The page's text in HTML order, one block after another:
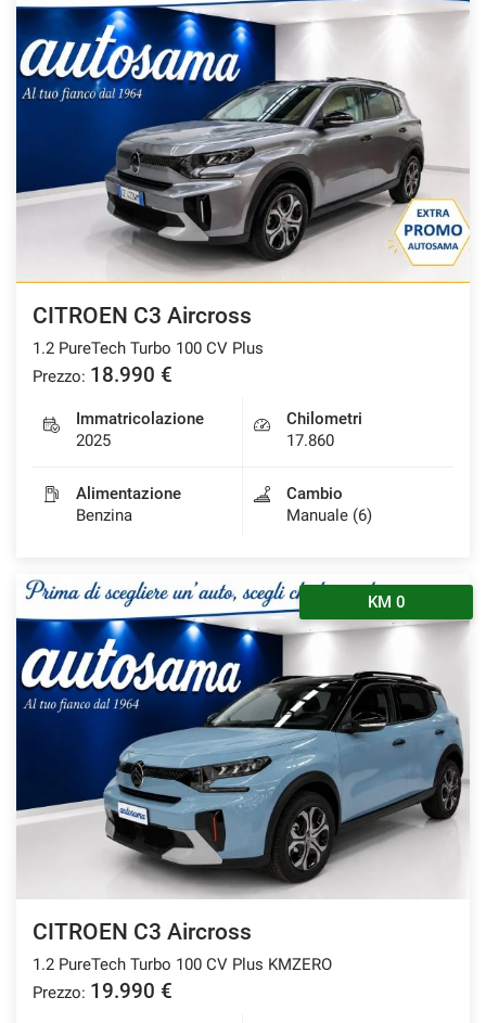
CITROEN C3 Aircross
1.2 PureTech Turbo 100 CV Plus
Prezzo: 18.990 €
Immatricolazione
2025
Chilometri
17.860
Alimentazione
Benzina
Cambio
Manuale (6)
KM 0
CITROEN C3 Aircross
1.2 PureTech Turbo 100 CV Plus KMZERO
Prezzo: 19.990 €